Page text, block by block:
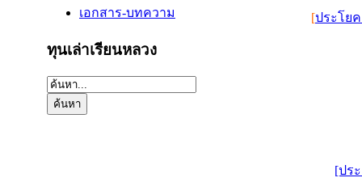
เอกสาร-บทความ
ทุนเล่าเรียนหลวง
[ประโย
[ปร